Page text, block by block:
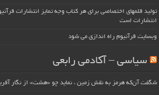
تولید قلمهای اختصاصی برای هر کتاب وجه تمایز انتشارات
انتشارات است
وبسایت قرآنیوم راه اندازی می شود
سیاسی – آکادمی رابعی
شگفت آن‌که هرمز به نقش زمین ، نماید چو «هشت» از نگار